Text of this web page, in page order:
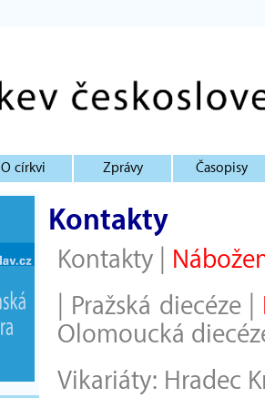
O církvi Zprávy Časopisy
Kontakty
Kontakty
Pražská diecéze|
Olomoucká
Vikariáty: Hradec